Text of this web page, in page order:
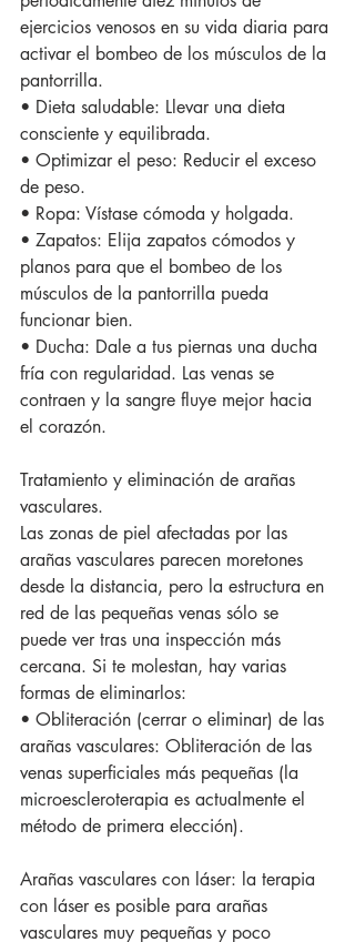
ejercicios venosos en su vida diaria para
activar el bombeo de los músculos de la
pantorrilla.
• Dieta saludable: Llevar una dieta
consciente y equilibrada.
• Optimizar el peso: Reducir el exceso
de peso.
• Ropa: Vístase cómoda y holgada.
• Zapatos: Elija zapatos cómodos y
planos para que el bombeo de los
músculos de la pantorrilla pueda
funcionar bien.
• Ducha: Dale a tus piernas una ducha
fría con regularidad. Las venas se
contraen y la sangre fluye mejor hacia
el corazón.
Tratamiento y eliminación de arañas
vasculares.
Las zonas de piel afectadas por las
arañas vasculares parecen moretones
desde la distancia, pero la estructura en
red de las pequeñas venas sólo se
puede ver tras una inspección más
cercana. Si te molestan, hay varias
formas de eliminarlos:
• Obliteración (cerrar o eliminar) de las
arañas vasculares: Obliteración de las
venas superficiales más pequeñas (la
microescleroterapia es actualmente el
método de primera elección).
Arañas vasculares con láser: la terapia
con láser es posible para arañas
vasculares muy pequeñas y poco